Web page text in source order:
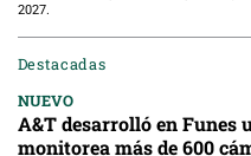
2027.
Destacadas
NUEVO
A&T desarrolló en Funes
monitorea más de 600